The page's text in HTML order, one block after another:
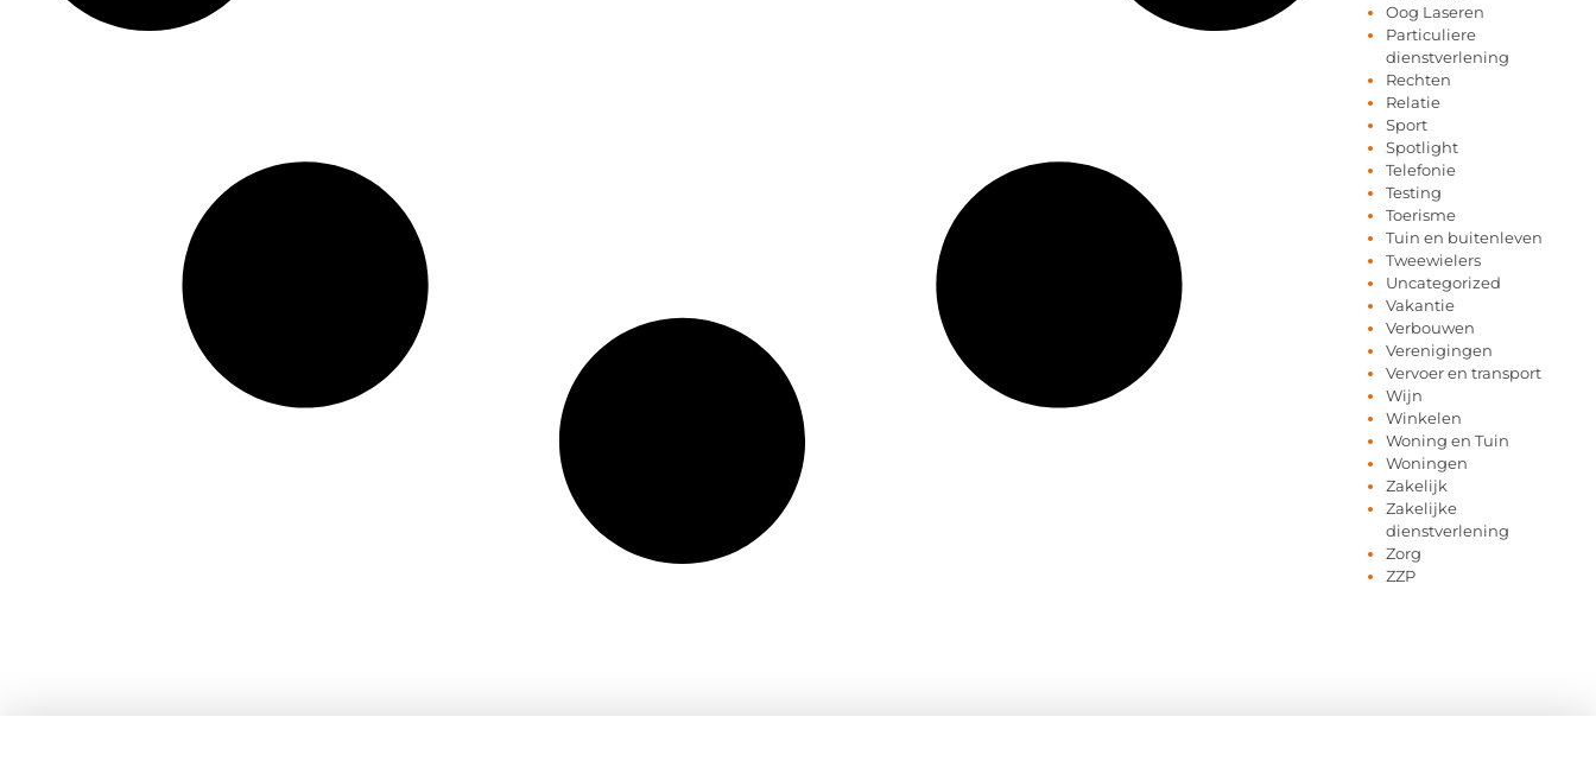
Oog Laseren
Particuliere
dienstverlening
Rechten
Relatie
Sport
Spotlight
Telefonie
Testing
Toerisme
Tuin en buitenleven
Tweewielers
Uncategorized
Vakantie
Verbouwen
Verenigingen
Vervoer en transport
Wijn
Winkelen
Woning en Tuin
Woningen
Zakelijk
Zakelijke
dienstverlening
Zorg
ZZP